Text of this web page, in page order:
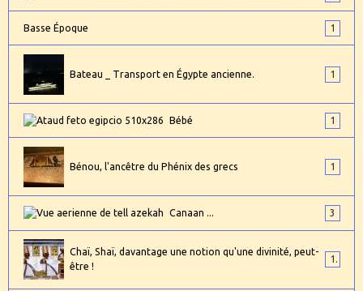
Basse Époque 1
Bateau _ Transport en Égypte ancienne. 1
Bébé 1
Bénou, l'ancêtre du Phénix des grecs 1
Canaan ... 3
Chaï, Shaï, davantage une notion qu'une divinité, peut-
être !
1